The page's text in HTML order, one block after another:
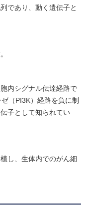
であり、動く遺伝子と
内シグナル伝達経路で
（PI3K）経路を負に制
子として知られてい
し、生体内でのがん細